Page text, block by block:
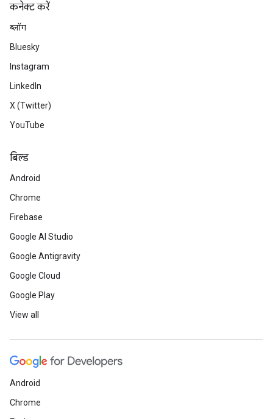
कनेक्ट करें
ब्लॉग
Bluesky
Instagram
LinkedIn
X (Twitter)
YouTube
बिल्ड
Android
Chrome
Firebase
Google AI Studio
Google Antigravity
Google Cloud
Google Play
View all
Android
Chrome